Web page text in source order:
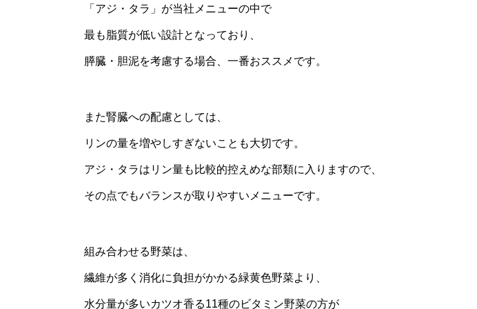
「アジ・タラ」が当社メニューの中で
最も脂質が低い設計となっており、
膵臓・胆泥を考慮する場合、一番おススメです。
また腎臓への配慮としては、
リンの量を増やしすぎないことも大切です。
アジ・タラはリン量も比較的控えめな部類に入りますので、
その点でもバランスが取りやすいメニューです。
組み合わせる野菜は、
繊維が多く消化に負担がかかる緑黄色野菜より、
水分量が多いカツオ香る11種のビタミン野菜の方が